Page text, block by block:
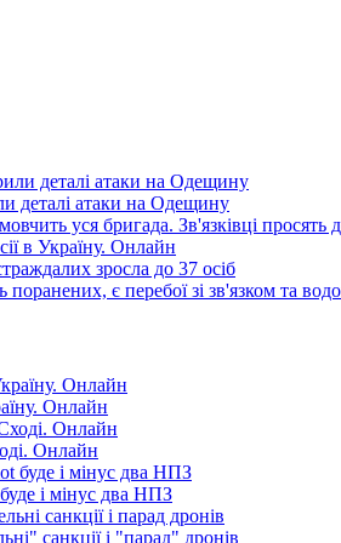
деталі атаки на Одещину
уся бригада. Зв'язківці просять
в Україну. Онлайн
зросла до 37 осіб
поранених, є перебої зі зв'язком та
Онлайн
Онлайн
і мінус два НПЗ
санкції і "парад" дронів